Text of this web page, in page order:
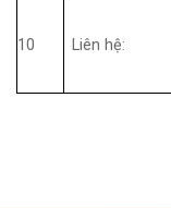
10 Liên hệ: